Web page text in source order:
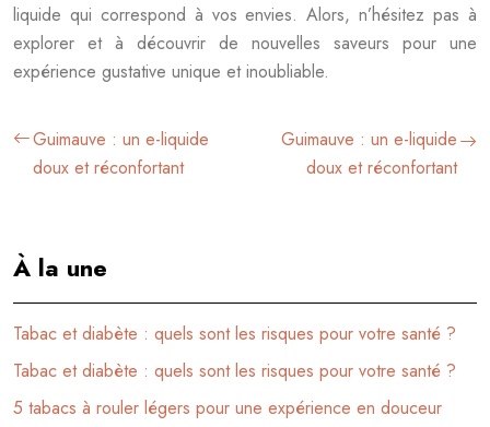
liquide qui correspond à vos envies. Alors, n’hésitez pas à
explorer et à découvrir de nouvelles saveurs pour une
expérience gustative unique et inoubliable.
Guimauve : un e-liquide
doux et réconfortant
Guimauve : un e-liquide
doux et réconfortant
À la une
Tabac et diabète : quels sont les risques pour votre santé ?
Tabac et diabète : quels sont les risques pour votre santé ?
5 tabacs à rouler légers pour une expérience en douceur